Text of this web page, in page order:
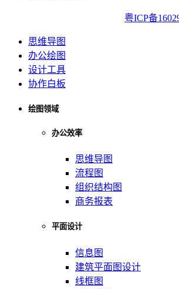
粤ICP备
思维导图
办公绘图
设计工具
协作白板
绘图领域
办公效率
思维导图
流程图
组织结构图
商务报表
平面设计
信息图
建筑平面图设计
线框图